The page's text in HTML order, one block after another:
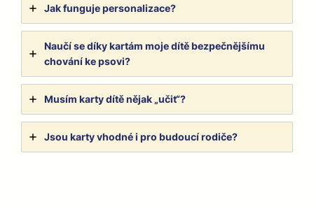
Jak fun­gu­je per­son­al­izace?
Naučí se díky kartám moje dítě bezpečnější­mu
chování ke pso­vi?
Musím kar­ty dítě nějak „učit“?
Jsou kar­ty vhod­né i pro budoucí rodiče?